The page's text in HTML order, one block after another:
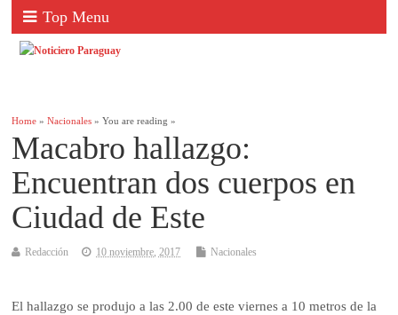
Top Menu
Home »Nacionales » You are reading »
Macabro hallazgo:
Encuentran dos cuerpos en
Ciudad de Este
Redacción 10 noviembre, 2017 Nacionales
El hallazgo se produjo a las 2.00 de este viernes a 10 metros de la